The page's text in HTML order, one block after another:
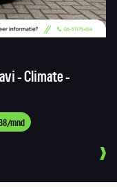
- Climate -
mnd